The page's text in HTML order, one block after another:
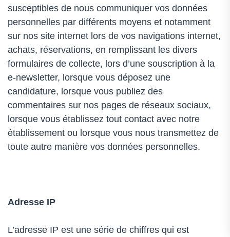
susceptibles de nous communiquer vos données
personnelles par différents moyens et notamment
sur nos site internet lors de vos navigations internet,
achats, réservations, en remplissant les divers
formulaires de collecte, lors d’une souscription à la
e-newsletter, lorsque vous déposez une
candidature, lorsque vous publiez des
commentaires sur nos pages de réseaux sociaux,
lorsque vous établissez tout contact avec notre
établissement ou lorsque vous nous transmettez de
toute autre manière vos données personnelles.
Adresse IP
L’adresse IP est une série de chiffres qui est